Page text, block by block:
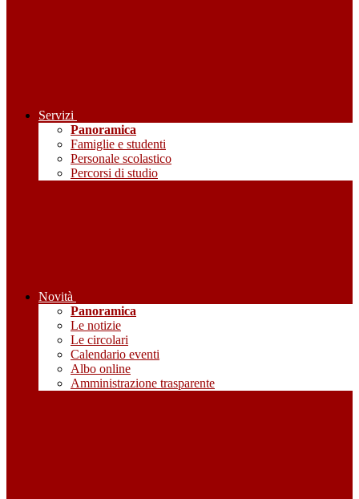
Servizi
Panoramica
Famiglie e studenti
Personale scolastico
Percorsi di studio
Novità
Panoramica
Le notizie
Le circolari
Calendario eventi
Albo online
Amministrazione trasparente